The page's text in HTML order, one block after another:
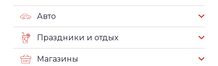
Авто
Праздники и отдых
Магазины